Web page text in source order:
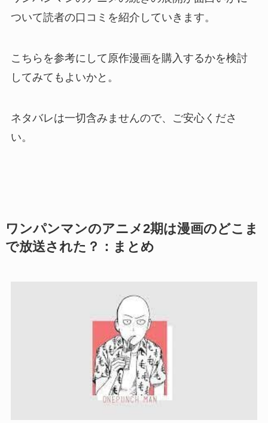
ついて読者の口コミを紹介していきます。
こちらを参考にして原作漫画を購入するかを検討
してみてもよいかと。
ネタバレは一切含みませんので、ご安心くださ
い。
ワンパンマンのアニメ2期は漫画のどこま
で放送された？：まとめ